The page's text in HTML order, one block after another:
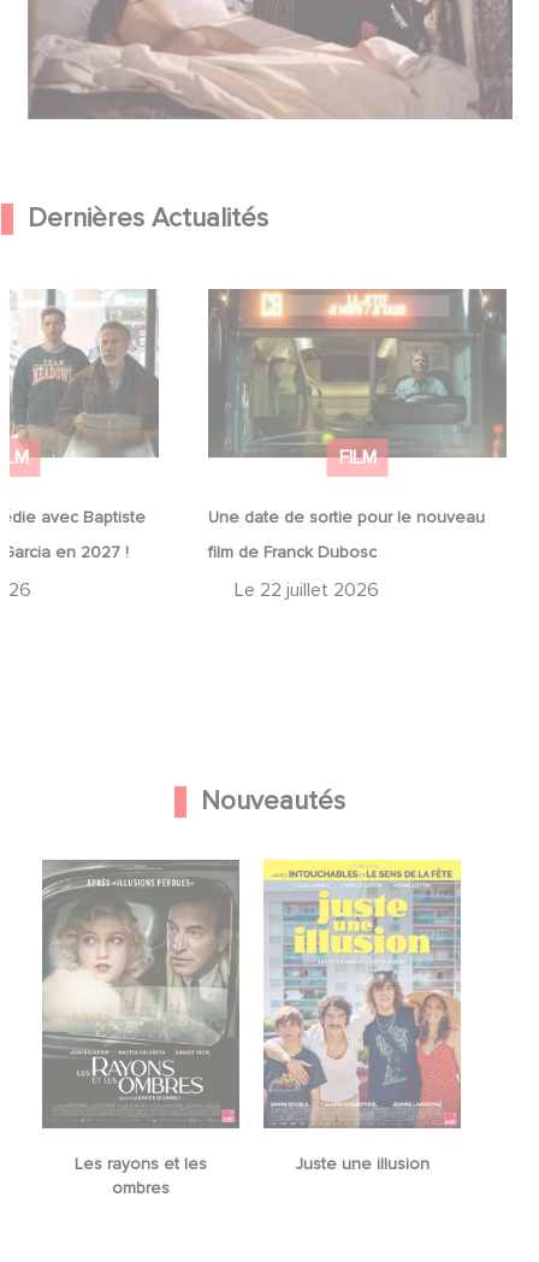
Dernières Actualités
avec Baptiste
en 2027 !
avec
et José Garcia
FILM
Une date de sortie pour le nouveau
film de Franck Dubosc
Le 22 juillet 2026
Une date de sortie pour le nouveau
film de Franck Dubosc
Nouveautés
Les rayons et les
ombres
Juste une illusion